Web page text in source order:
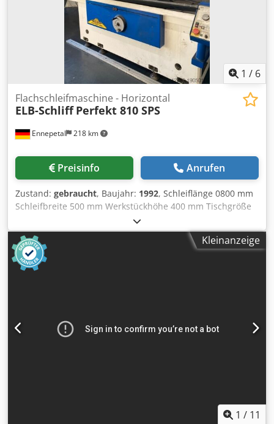
1 / 6
Ennepetal 218 km
Flachschleifmaschine - Horizontal
ELB-Schliff Perfekt 810 SPS
Preisinfo Anrufen
Zustand: gebraucht, Baujahr: 1992, Schleiflänge 0800 mm
Schleifbreite 500 mm Werkstückhöhe 400 mm Tischgröße
800 x 400 mm Tischgeschwindigkeit 1 - 25 m/min
Quervorschub automatisch 0 - 60 mm/Hub Crodpfxswgnz
Ao Antsf Schleifscheibenabmessungen 400 x 100 x 127 mm
Schleifspindeldrehzahl 1400/2800 U/min
Gesamtleistungsbedarf 10 kW Spannung 380 V
altersbedingt unzuverlässig !
Kleinanzeige
1 / 11